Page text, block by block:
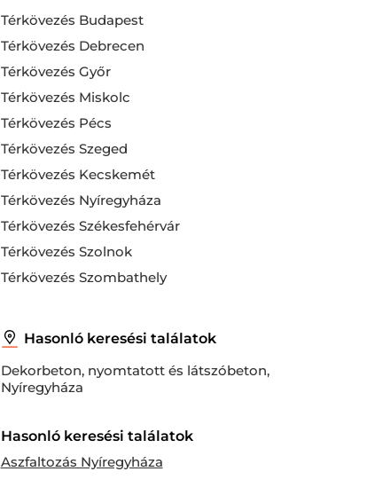
Térkövezés Budapest
Térkövezés Debrecen
Térkövezés Győr
Térkövezés Miskolc
Térkövezés Pécs
Térkövezés Szeged
Térkövezés Kecskemét
Térkövezés Nyíregyháza
Térkövezés Székesfehérvár
Térkövezés Szolnok
Térkövezés Szombathely
Hasonló keresési találatok
Dekorbeton, nyomtatott és látszóbeton,
Nyíregyháza
Hasonló keresési találatok
Aszfaltozás Nyíregyháza